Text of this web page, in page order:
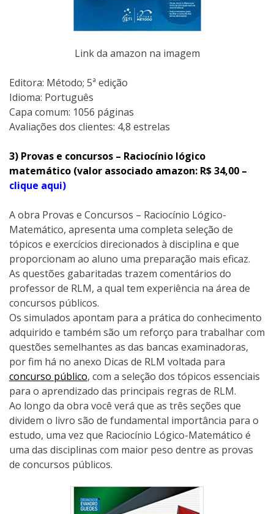
Link da amazon na imagem
Editora: Método; 5ª edição
Idioma: Português
Capa comum: 1056 páginas
Avaliações dos clientes: 4,8 estrelas
3) Provas e concursos – Raciocínio lógico
matemático (valor associado amazon: R$ 34,00 –
clique aqui)
A obra Provas e Concursos – Raciocínio Lógico-
Matemático, apresenta uma completa seleção de
tópicos e exercícios direcionados à disciplina e que
proporcionam ao aluno uma preparação mais eficaz.
As questões gabaritadas trazem comentários do
professor de RLM, a qual tem experiência na área de
concursos públicos.
Os simulados apontam para a prática do conhecimento
adquirido e também são um reforço para trabalhar com
questões semelhantes as das bancas examinadoras,
por fim há no anexo Dicas de RLM voltada para
concurso público, com a seleção dos tópicos essenciais
para o aprendizado das principais regras de RLM.
Ao longo da obra você verá que as três seções que
dividem o livro são de fundamental importância para o
estudo, uma vez que Raciocínio Lógico-Matemático é
uma das disciplinas com maior peso dentre as provas
de concursos públicos.